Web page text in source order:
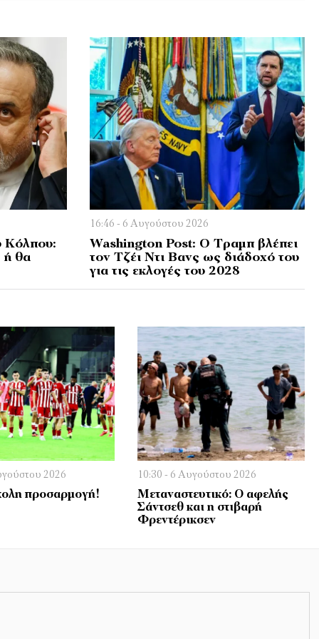
Κόλπου:
ή θα
16:46 - 6 Αυγούστου 2026
Washington Post: Ο Τραμπ βλέπει
τον Τζέι Ντι Βανς ως διάδοχό του
για τις εκλογές του 2028
2026
προσαρμογή!
10:30 - 6 Αυγούστου 2026
Μεταναστευτικό: Ο αφελής
Σάντσεθ και η στιβαρή
Φρεντέρικσεν